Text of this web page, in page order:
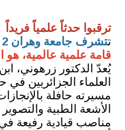
ترقبوا حدثاً علمياً فريداً
تشرف جامعة وهران 2 محمد بن أحمد
قامة علمية عالمية، هو
يُعدّ الدكتور زرهوني،
العلماء الجزائريين في
مسيرته حافلة
الأشعة الطبية
مناصب قيادية رفيعة في